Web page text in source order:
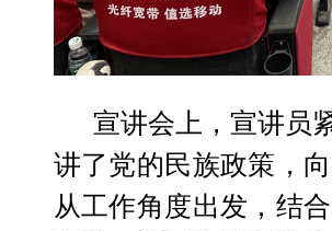
宣讲会上，宣讲员
讲了党的民族政策，
从工作角度出发，结